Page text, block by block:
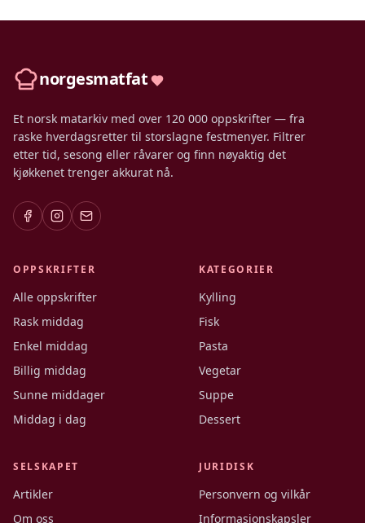
norgesmatfat
Et norsk matarkiv med over 120 000 oppskrifter — fra
raske hverdagsretter til storslagne festmenyer. Filtrer
etter tid, sesong eller råvarer og finn nøyaktig det
kjøkkenet trenger akkurat nå.
OPPSKRIFTER
Alle oppskrifter
Rask middag
Enkel middag
Billig middag
Sunne middager
Middag i dag
KATEGORIER
Kylling
Fisk
Pasta
Vegetar
Suppe
Dessert
SELSKAPET
Artikler
Om oss
JURIDISK
Personvern og vilkår
Informasjonskapsler